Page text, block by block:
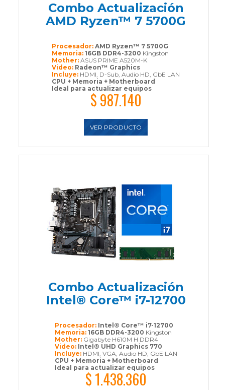
Combo Actualización
AMD Ryzen™ 7 5700G
$ 987.140
VER PRODUCTO
Procesador:AMD Ryzen™ 7 5700G
Memoria:16GB DDR4-3200 Kingston
Mother:ASUS PRIME A520M-K
Video: Radeon™ Graphics
Incluye: HDMI, D-Sub, Audio HD, GbE LAN
CPU + Memoria + Motherboard
Ideal para actualizar equipos
Combo Actualización
Intel® Core™ i7-12700
$ 1.438.360
Procesador: Intel® Core™ i7-12700
Memoria: 16GB DDR4-3200 Kingston
Mother: Gigabyte H610M H DDR4
Video: Intel® UHD Graphics 770
Incluye: HDMI, VGA, Audio HD, GbE LAN
CPU + Memoria + Motherboard
Ideal para actualizar equipos